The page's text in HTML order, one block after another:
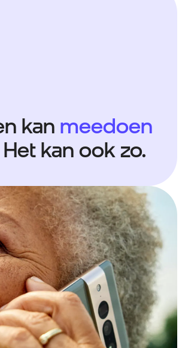
kan meedoen
kan ook zo.